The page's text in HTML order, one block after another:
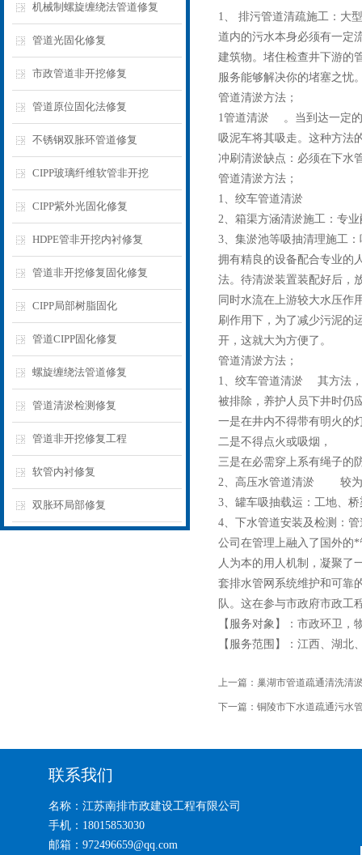
机械制螺旋缠绕法管道修复
管道光固化修复
市政管道非开挖修复
管道原位固化法修复
不锈钢双胀环管道修复
CIPP玻璃纤维软管非开挖
CIPP紫外光固化修复
HDPE管非开挖内衬修复
管道非开挖修复固化修复
CIPP局部树脂固化
管道CIPP固化修复
螺旋缠绕法管道修复
管道清淤检测修复
管道非开挖修复工程
软管内衬修复
双胀环局部修复
1、 排污管道清疏施工：大
道内的污水本身必须有一定
建筑物。堵住检查井下游的
服务能够解决你的堵塞之忧
管道清淤方法；
1管道清淤 。当到达一定
吸泥车将其吸走。这种方法
冲刷清淤缺点：必须在下水
管道清淤方法；
1、绞车管道清淤
2、箱渠方涵清淤施工：专
3、集淤池等吸抽清理施工
拥有精良的设备配合专业的
法。待清淤装置装配好后，
同时水流在上游较大水压作
刷作用下，为了减少污泥的
开，这就大为方便了。
管道清淤方法；
1、绞车管道清淤 其方法
被排除，养护人员下井时仍
一是在井内不得带有明火的
二是不得点火或吸烟，
三是在必需穿上系有绳子的
2、高压水管道清淤 较为
3、罐车吸抽载运：工地、
4、下水管道安装及检测：
公司在管理上融入了国外的
人为本的用人机制，凝聚了
套排水管网系统维护和可靠
队。这在参与市政府市政工
【服务对象】：市政环卫
【服务范围】：江西、 湖北
上一篇： 巢湖市管道疏通清洗清
下一篇： 铜陵市下水道疏通污水
联系我们
名称：江苏南排市政建设工程有限公司
手机：18015853030
邮箱：972496659@qq.com